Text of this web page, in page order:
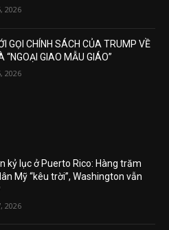
2026
GỌI CHÍNH SÁCH CỦA TRUMP VỀ
“NGOẠI GIAO MẪU GIÁO”
2026
kỷ lục ở Puerto Rico: Hàng trăm
Mỹ “kêu trời”, Washington vẫn
2026